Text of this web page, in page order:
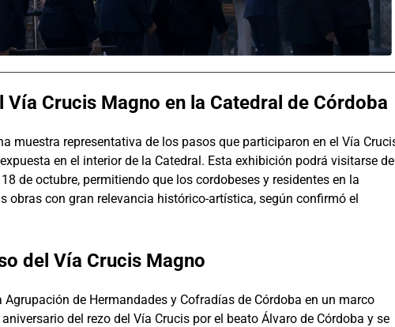
Crucis Magno en la Catedral de Córdoba
muestra representativa de los pasos que participaron en el Vía
en el interior de la Catedral. Esta exhibición podrá visitarse de
de octubre, permitiendo que los cordobeses y residentes en la
obras con gran relevancia histórico-artística, según confirmó el
del Vía Crucis Magno
de Hermandades y Cofradías de Córdoba en un marco
del rezo del Vía Crucis por el beato Álvaro de Córdoba y se